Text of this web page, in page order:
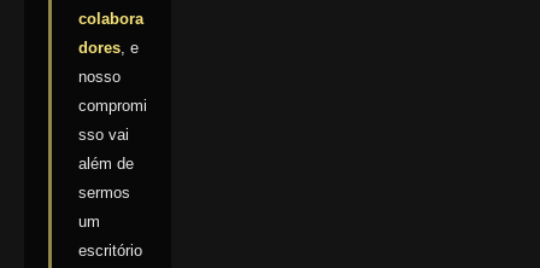
colabora
dores , e
nosso
compromi
sso vai
além de
sermos
um
escritório